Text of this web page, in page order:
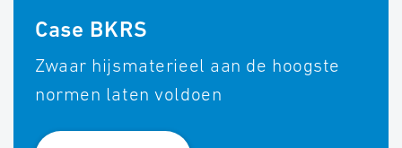
Case BKRS
Zwaar hijsmaterieel aan de hoogste
normen laten voldoen